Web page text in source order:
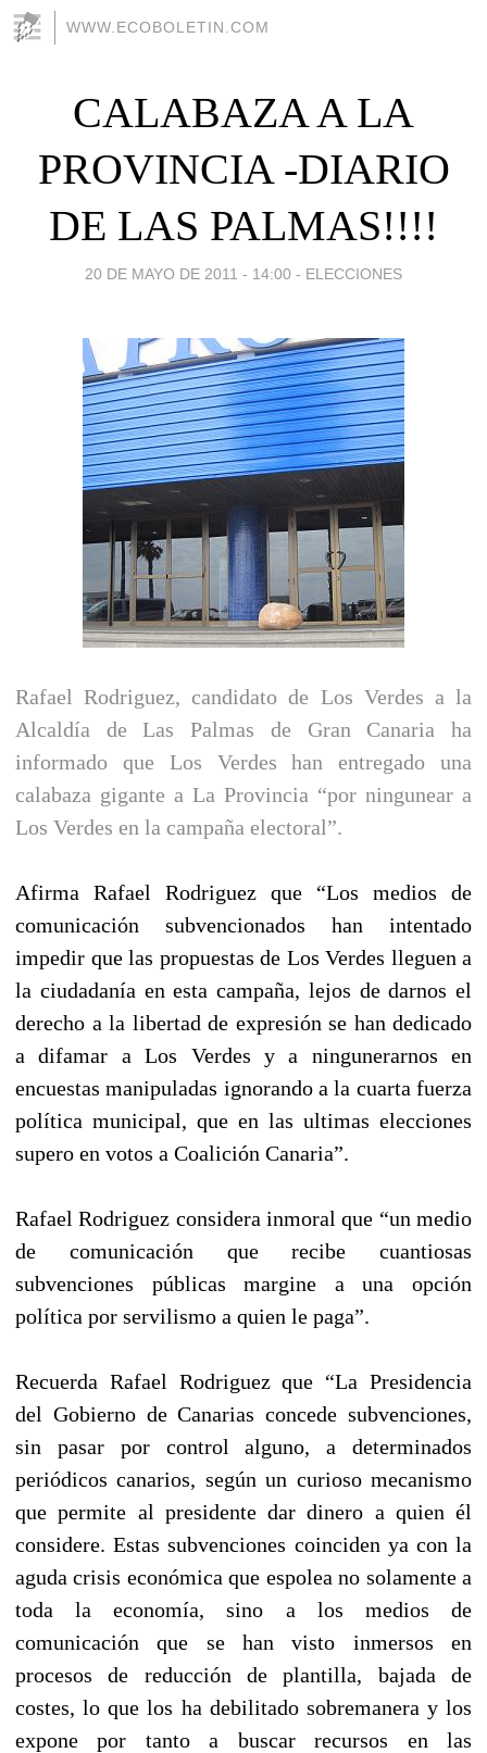
WWW.ECOBOLETIN.COM
CALABAZA A LA
PROVINCIA -DIARIO
DE LAS PALMAS!!!!
20 DE MAYO DE 2011 - 14:00 - ELECCIONES
Rafael Rodriguez, candidato de Los Verdes a la
Alcaldía de Las Palmas de Gran Canaria ha
informado que Los Verdes han entregado una
calabaza gigante a La Provincia “por ningunear a
Los Verdes en la campaña electoral”.
Afirma Rafael Rodriguez que “Los medios de
comunicación subvencionados han intentado
impedir que las propuestas de Los Verdes lleguen a
la ciudadanía en esta campaña, lejos de darnos el
derecho a la libertad de expresión se han dedicado
a difamar a Los Verdes y a ningunerarnos en
encuestas manipuladas ignorando a la cuarta fuerza
política municipal, que en las ultimas elecciones
supero en votos a Coalición Canaria”.
Rafael Rodriguez considera inmoral que “un medio
de comunicación que recibe cuantiosas
subvenciones públicas margine a una opción
política por servilismo a quien le paga”.
Recuerda Rafael Rodriguez que “La Presidencia
del Gobierno de Canarias concede subvenciones,
sin pasar por control alguno, a determinados
periódicos canarios, según un curioso mecanismo
que permite al presidente dar dinero a quien él
considere. Estas subvenciones coinciden ya con la
aguda crisis económica que espolea no solamente a
toda la economía, sino a los medios de
comunicación que se han visto inmersos en
procesos de reducción de plantilla, bajada de
costes, lo que los ha debilitado sobremanera y los
expone por tanto a buscar recursos en las